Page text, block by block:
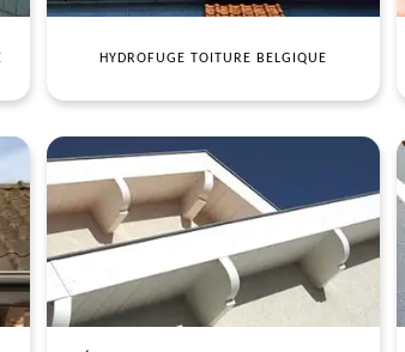
HYDROFUGE TOITURE BELGIQUE